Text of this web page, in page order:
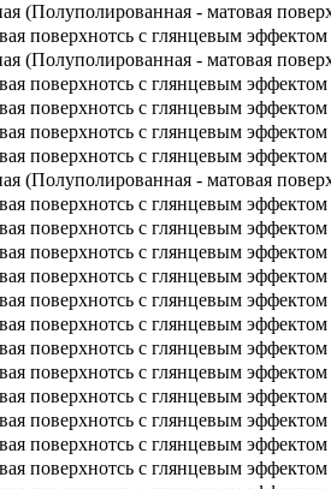
(Полуполированная - матовая
поверхнотсь с глянцевым эффектом
(Полуполированная - матовая
поверхнотсь с глянцевым эффектом
поверхнотсь с глянцевым эффектом
поверхнотсь с глянцевым эффектом
поверхнотсь с глянцевым эффектом
(Полуполированная - матовая
поверхнотсь с глянцевым эффектом
поверхнотсь с глянцевым эффектом
поверхнотсь с глянцевым эффектом
поверхнотсь с глянцевым эффектом
поверхнотсь с глянцевым эффектом
поверхнотсь с глянцевым эффектом
поверхнотсь с глянцевым эффектом
поверхнотсь с глянцевым эффектом
поверхнотсь с глянцевым эффектом
поверхнотсь с глянцевым эффектом
поверхнотсь с глянцевым эффектом
поверхнотсь с глянцевым эффектом